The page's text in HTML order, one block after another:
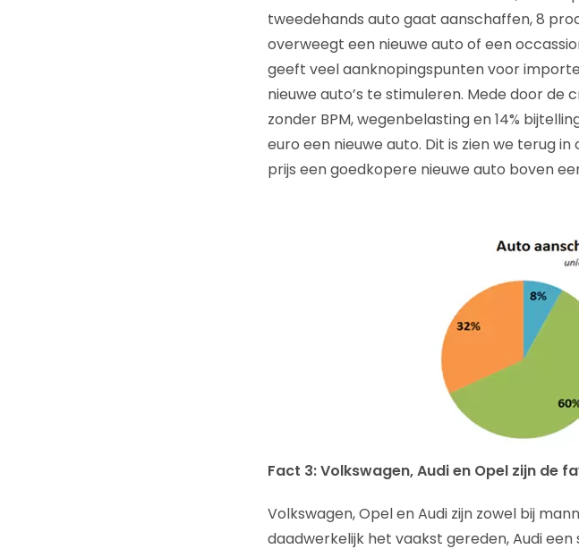
tweedehands auto gaat aanschaffen, 8
overweegt een nieuwe auto of een
geeft veel aanknopingspunten voor
nieuwe auto’s te stimuleren. Mede door de
zonder BPM, wegenbelasting en 14%
euro een nieuwe auto. Dit is zien we terug
prijs een goedkopere nieuwe auto boven
Fact 3: Volkswagen, Audi en Opel zijn de
Volkswagen, Opel en Audi zijn zowel bij
daadwerkelijk het vaakst gereden, Audi